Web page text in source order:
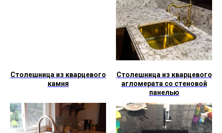
Столешница из кварцевого
камня
Столешница из кварцевого
агломерата со стеновой
панелью